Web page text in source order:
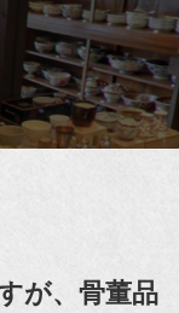
が、骨董品